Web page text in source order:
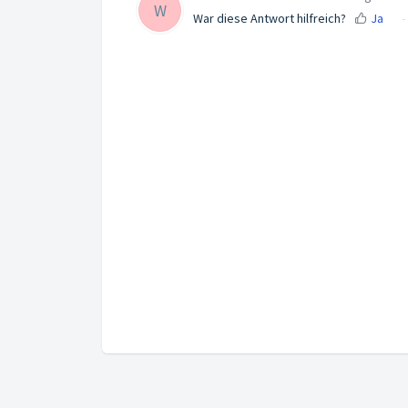
W
War diese Antwort hilfreich?
Ja